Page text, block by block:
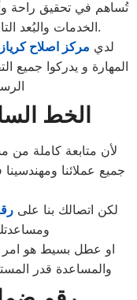
تُساهم في تحقيق راحة
الخدمات والبُعد التام عن التكاليف المالية باهظة الثمن.
لدي مركز اصلاح
المهارة و يدركوا جميع
الخط
لأن متابعة كاملة
جميع عملائنا
لكن اتصالك بنا على
او عطل بسيط هو امر
والمساعدة قدر